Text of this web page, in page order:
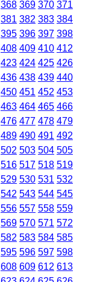
368 369 370 371
381 382 383 384
395 396 397 398
408 409 410 412
423 424 425 426
436 438 439 440
450 451 452 453
463 464 465 466
476 477 478 479
489 490 491 492
502 503 504 505
516 517 518 519
529 530 531 532
542 543 544 545
556 557 558 559
569 570 571 572
582 583 584 585
595 596 597 598
608 609 612 613